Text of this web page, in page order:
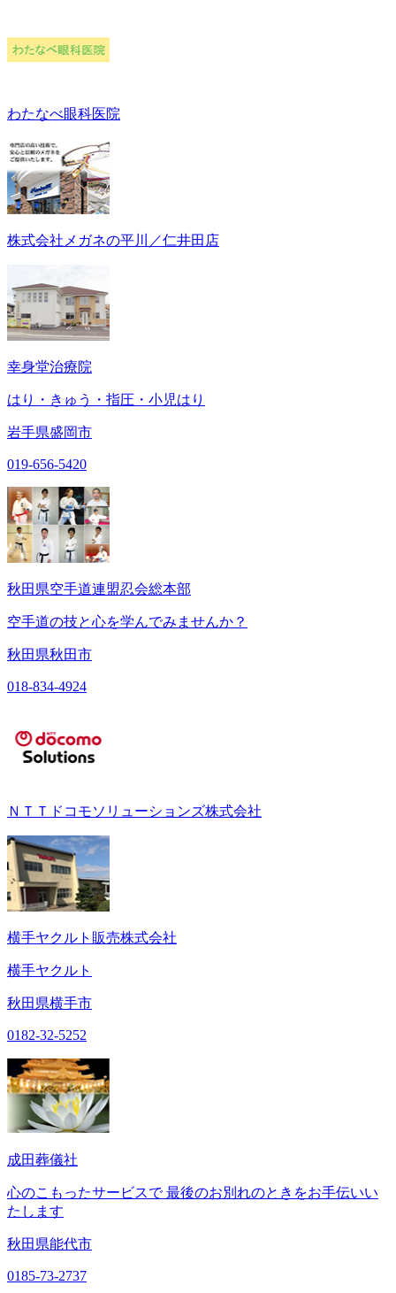
わたなべ眼科医院
株式会社メガネの平川／仁井田店
幸身堂治療院
はり・きゅう・指圧・小児はり
岩手県盛岡市
019-656-5420
秋田県空手道連盟忍会総本部
空手道の技と心を学んでみませんか？
秋田県秋田市
018-834-4924
ＮＴＴドコモソリューションズ株式会社
横手ヤクルト販売株式会社
横手ヤクルト
秋田県横手市
0182-32-5252
成田葬儀社
心のこもったサービスで 最後のお別れのときをお手伝いい
たします
秋田県能代市
0185-73-2737